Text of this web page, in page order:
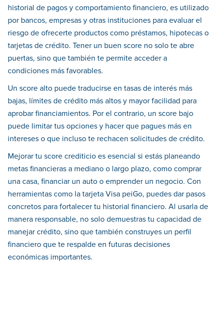
historial de pagos y comportamiento financiero, es utilizado
por bancos, empresas y otras instituciones para evaluar el
riesgo de ofrecerte productos como préstamos, hipotecas o
tarjetas de crédito. Tener un buen score no solo te abre
puertas, sino que también te permite acceder a
condiciones más favorables.
Un score alto puede traducirse en tasas de interés más
bajas, límites de crédito más altos y mayor facilidad para
aprobar financiamientos. Por el contrario, un score bajo
puede limitar tus opciones y hacer que pagues más en
intereses o que incluso te rechacen solicitudes de crédito.
Mejorar tu score crediticio es esencial si estás planeando
metas financieras a mediano o largo plazo, como comprar
una casa, financiar un auto o emprender un negocio. Con
herramientas como la tarjeta Visa peiGo, puedes dar pasos
concretos para fortalecer tu historial financiero. Al usarla de
manera responsable, no solo demuestras tu capacidad de
manejar crédito, sino que también construyes un perfil
financiero que te respalde en futuras decisiones
económicas importantes.